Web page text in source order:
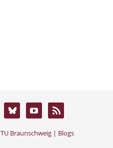
TU Braunschweig | Blogs